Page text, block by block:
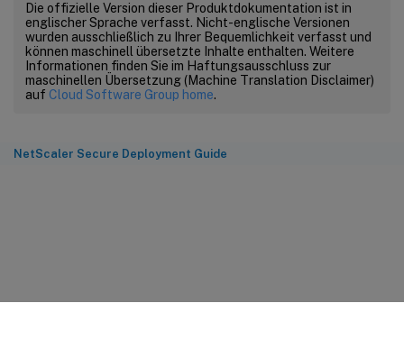
Die offizielle Version dieser Produktdokumentation ist in
englischer Sprache verfasst. Nicht-englische Versionen
wurden ausschließlich zu Ihrer Bequemlichkeit verfasst und
können maschinell übersetzte Inhalte enthalten. Weitere
Informationen finden Sie im Haftungsausschluss zur
maschinellen Übersetzung (Machine Translation Disclaimer)
auf Cloud Software Group home.
NetScaler Secure Deployment Guide